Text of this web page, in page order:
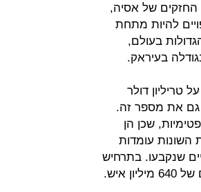
החזקים של אסיה,
שצפויים להיות מתחת
בעולם,
בעיראק.
טריליון דולר
את מספר זה.
שכן הן
השונות עומדות
שנקבעו. בתרחיש
איש.